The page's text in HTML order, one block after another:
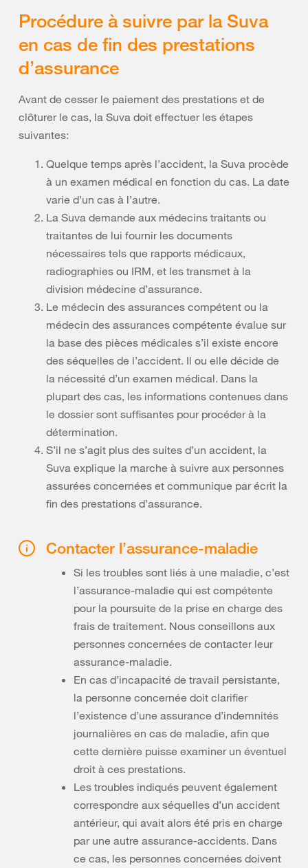
Procédure à suivre par la Suva
en cas de fin des prestations
d’assurance
Avant de cesser le paiement des prestations et de
clôturer le cas, la Suva doit effectuer les étapes
suivantes:
Quelque temps après l’accident, la Suva procède
à un examen médical en fonction du cas. La date
varie d’un cas à l’autre.
La Suva demande aux médecins traitants ou
traitantes de lui fournir les documents
nécessaires tels que rapports médicaux,
radiographies ou IRM, et les transmet à la
division médecine d’assurance.
Le médecin des assurances compétent ou la
médecin des assurances compétente évalue sur
la base des pièces médicales s’il existe encore
des séquelles de l’accident. Il ou elle décide de
la nécessité d’un examen médical. Dans la
plupart des cas, les informations contenues dans
le dossier sont suffisantes pour procéder à la
détermination.
S’il ne s’agit plus des suites d’un accident, la
Suva explique la marche à suivre aux personnes
assurées concernées et communique par écrit la
fin des prestations d’assurance.
Contacter l’assurance-maladie
Si les troubles sont liés à une maladie, c’est
l’assurance-maladie qui est compétente
pour la poursuite de la prise en charge des
frais de traitement. Nous conseillons aux
personnes concernées de contacter leur
assurance-maladie.
En cas d’incapacité de travail persistante,
la personne concernée doit clarifier
l’existence d’une assurance d’indemnités
journalières en cas de maladie, afin que
cette dernière puisse examiner un éventuel
droit à ces prestations.
Les troubles indiqués peuvent également
correspondre aux séquelles d’un accident
antérieur, qui avait alors été pris en charge
par une autre assurance-accidents. Dans
ce cas, les personnes concernées doivent